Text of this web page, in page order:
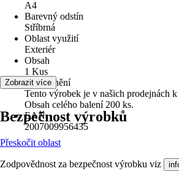
A4
Barevný odstín
Stříbrná
Oblast využití
Exteriér
Obsah
1 Kus
Upozornění
Tento výrobek je v našich prodejnách
Obsah celého balení 200 ks.
EAN
2007009956435
Zobrazit více
Bezpečnost výrobků
Přeskočit oblast
Zodpovědnost za bezpečnost výrobku viz